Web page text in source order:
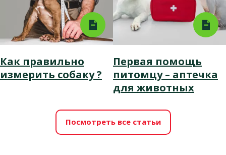
Как правильно
измерить собаку ?
Первая помощь
питомцу – аптечка
для животных
Посмотреть все статьи